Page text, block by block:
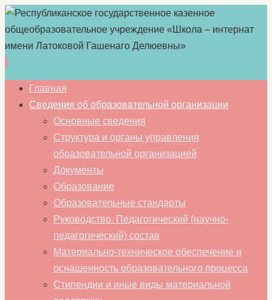
Перейти
содержимому
Главная
Сведения об образовательной организации
Основные сведения
Структура и органы управления
образовательной организацией
Документы
Образование
Образовательные стандарты
Руководство. Педагогический (научно-
педагогический) состав
Материально-техническое обеспечение и
оснащенность образовательного процесса
Стипендии и иные виды материальной